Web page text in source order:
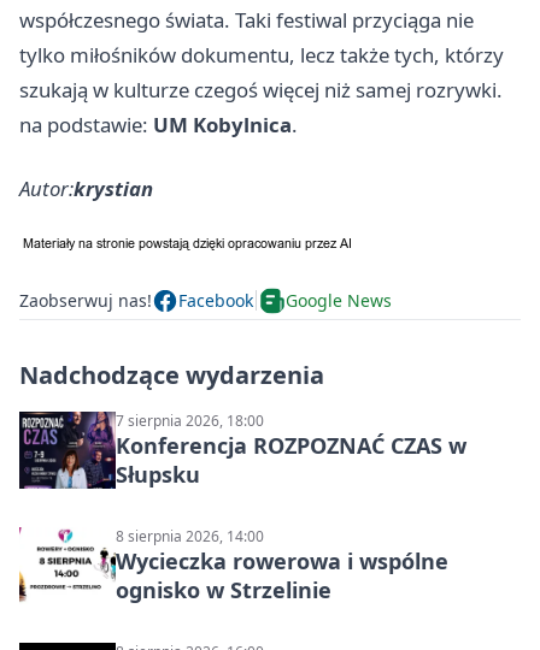
współczesnego świata. Taki festiwal przyciąga nie
tylko miłośników dokumentu, lecz także tych, którzy
szukają w kulturze czegoś więcej niż samej rozrywki.
na podstawie: UM Kobylnica.
Autor:krystian
Zaobserwuj nas! Facebook Google News
Nadchodzące wydarzenia
7 sierpnia 2026, 18:00
Konferencja ROZPOZNAĆ CZAS w
Słupsku
8 sierpnia 2026, 14:00
Wycieczka rowerowa i wspólne
ognisko w Strzelinie